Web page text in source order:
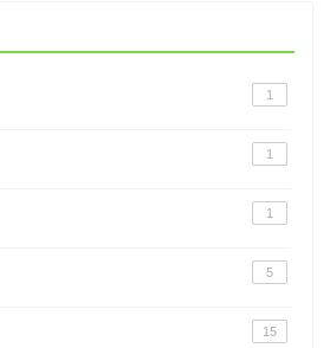
1
1
1
5
15